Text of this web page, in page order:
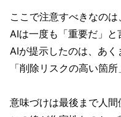
ここで注意すべきなのは、
AIは一度も「重要だ」と
AIが提示したのは、あく
「削除リスクの高い箇
意味づけは最後まで人間